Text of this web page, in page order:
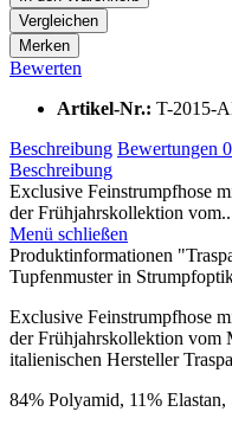
Vergleichen
Merken
Bewerten
Artikel-Nr.: T-2015-
Beschreibung Bewertungen 0
Beschreibung
Exclusive Feinstrumpfhose
der Frühjahrskollektion
Menü schließen
Produktinformationen
Tupfenmuster in
Exclusive Feinstrumpfhose
der Frühjahrskollektion vom
italienischen Hersteller
84% Polyamid, 11%